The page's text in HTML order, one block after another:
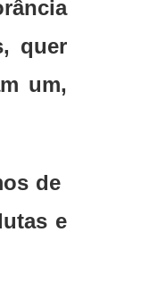
quer
um,
de
e